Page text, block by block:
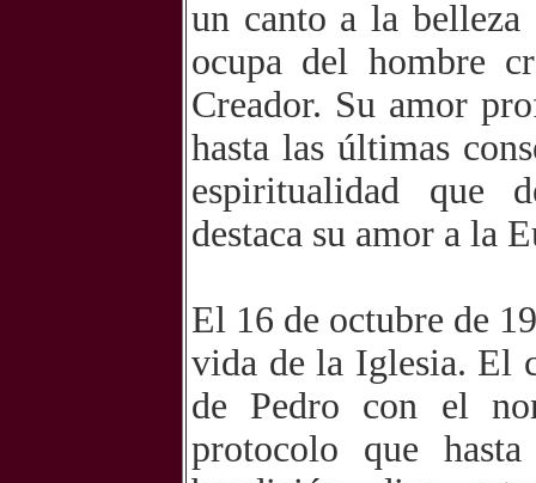
un canto a la belleza
ocupa del hombre
Creador. Su amor
hasta las últimas
espiritualidad que
destaca su amor a la
El 16 de octubre de
vida de la Iglesia. El
de Pedro con el
protocolo que